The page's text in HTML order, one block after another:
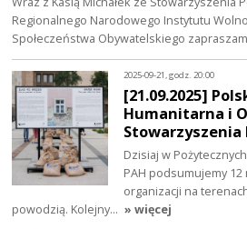
Regionalnego Narodowego Instytutu
Społeczeństwa Obywatelskiego
2025-09-21, godz. 20:00
[21.09.2025]
Humanitarna i
Dzisiaj w
PAH podsumujemy 12
organizacji na
powodzią. Kolejny… » więcej